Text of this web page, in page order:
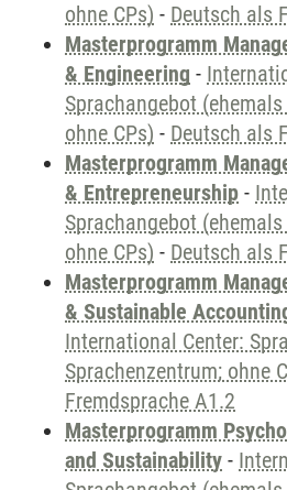
ohne CPs) - Deutsch als
Masterprogramm
& Engineering -
Sprachangebot
ohne CPs) - Deutsch als
Masterprogramm
& Entrepreneurship -
Sprachangebot
ohne CPs) - Deutsch als
Masterprogramm
& Sustainable
International Center:
Sprachenzentrum; ohne
Fremdsprache A1.2
Masterprogramm
and Sustainability -